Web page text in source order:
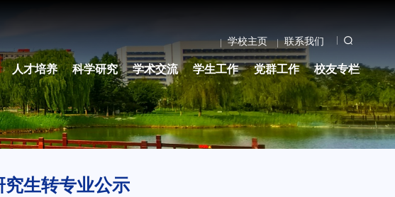
学校主页 联系我们
人才培养 科学研究 学术交流 学生工作 党群工作 校友专栏
生转专业公示